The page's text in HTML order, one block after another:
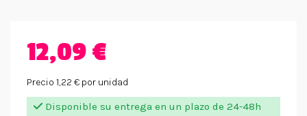
12,09 €
Precio 1,22 € por unidad
Disponible su entrega en un plazo de 24-48h